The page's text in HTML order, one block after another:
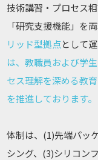
技術講習・プロセス
「研究支援機能」を
リッド型拠点として
は、教職員および学
セス理解を深める教
を推進しております。
体制は、(1)先端パッ
シング、(3)シリコン